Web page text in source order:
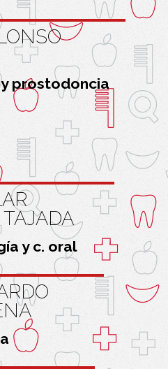
prostodoncia
TAJADA
y c. oral